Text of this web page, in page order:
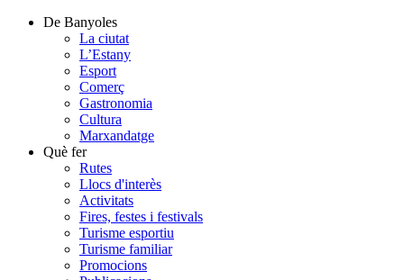
De Banyoles
La ciutat
L’Estany
Esport
Comerç
Gastronomia
Cultura
Marxandatge
Què fer
Rutes
Llocs d'interès
Activitats
Fires, festes i festivals
Turisme esportiu
Turisme familiar
Promocions